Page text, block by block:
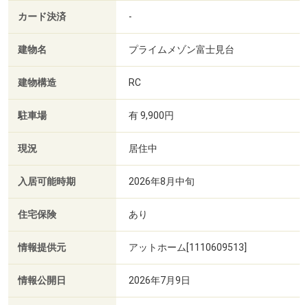
カード決済 -
建物名 プライムメゾン富士見台
建物構造 RC
駐車場 有 9,900円
現況 居住中
入居可能時期 2026年8月中旬
住宅保険 あり
情報提供元 アットホーム[1110609513]
情報公開日 2026年7月9日